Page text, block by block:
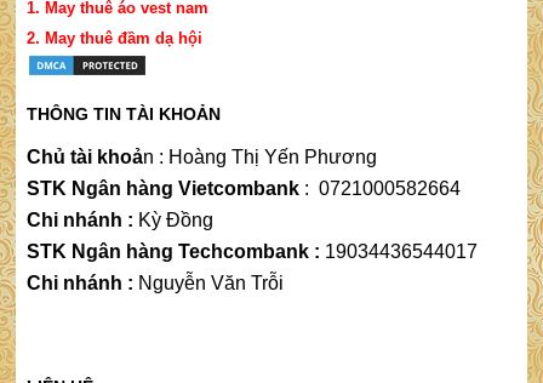
1. May thuê áo vest nam
2. May thuê đầm dạ hội
THÔNG TIN TÀI KHOẢN
Chủ tài khoản : Hoàng Thị Yến Phương
STK Ngân hàng Vietcombank: 0721000582664
Chi nhánh : Kỳ Đồng
STK Ngân hàng Techcombank : 19034436544017
Chi nhánh : Nguyễn Văn Trỗi